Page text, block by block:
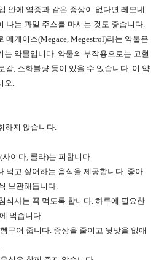
안에 염증과 같은 증상이 없다면 레모네
나는 과일 주스를 마시는 것도 좋습니다.
메게이스(Megace, Megestrol)라는 약물은
약물입니다. 약물의 부작용으로는 고혈
감, 소화불량 등이 있을 수 있습니다. 이 약
오.
하지 않습니다.
이다, 콜라)는 피합니다.
먹고 싶어하는 음식을 제공합니다. 좋아
보관해둡니다.
식사는 꼭 먹도록 합니다. 하루에 필요한
먹습니다.
구어 줍니다. 증상을 줄이고 뒷맛을 없애